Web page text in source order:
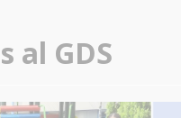
al GDS